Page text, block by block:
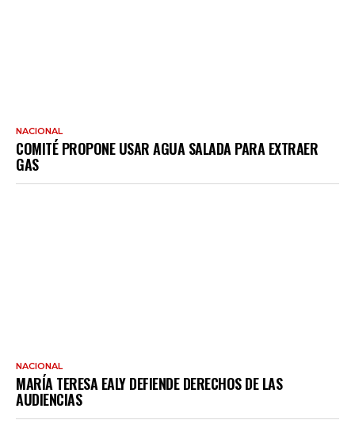
NACIONAL
COMITÉ PROPONE USAR AGUA SALADA PARA EXTRAER
GAS
NACIONAL
MARÍA TERESA EALY DEFIENDE DERECHOS DE LAS
AUDIENCIAS